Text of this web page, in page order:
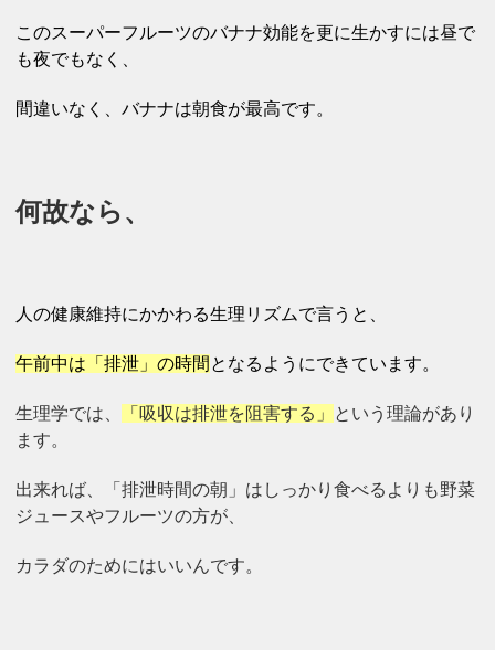
このスーパーフルーツのバナナ効能を更に生かすには昼で
も夜でもなく、
間違いなく、バナナは朝食が最高です。
何故なら、
人の健康維持にかかわる生理リズムで言うと、
午前中は「排泄」の時間 となるようにできています。
生理学では、 「吸収は排泄を阻害する」 という理論があり
ます。
出来れば、「排泄時間の朝」はしっかり食べるよりも野菜
ジュースやフルーツの方が、
カラダのためにはいいんです。